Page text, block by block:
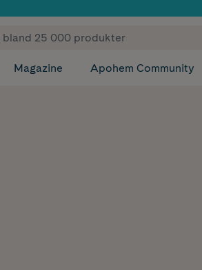
✓ Fri frakt
Magazine Apohem Community